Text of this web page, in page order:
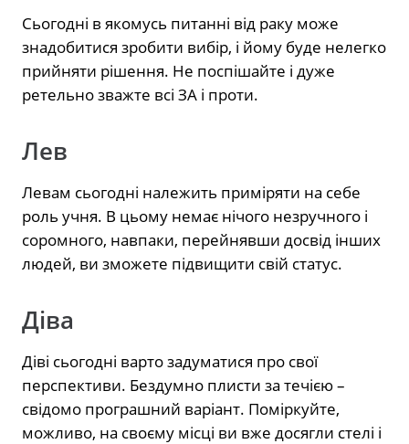
Сьогодні в якомусь питанні від раку може
знадобитися зробити вибір, і йому буде нелегко
прийняти рішення. Не поспішайте і дуже
ретельно зважте всі ЗА і проти.
Лев
Левам сьогодні належить приміряти на себе
роль учня. В цьому немає нічого незручного і
соромного, навпаки, перейнявши досвід інших
людей, ви зможете підвищити свій статус.
Діва
Діві сьогодні варто задуматися про свої
перспективи. Бездумно плисти за течією –
свідомо програшний варіант. Поміркуйте,
можливо, на своєму місці ви вже досягли стелі і